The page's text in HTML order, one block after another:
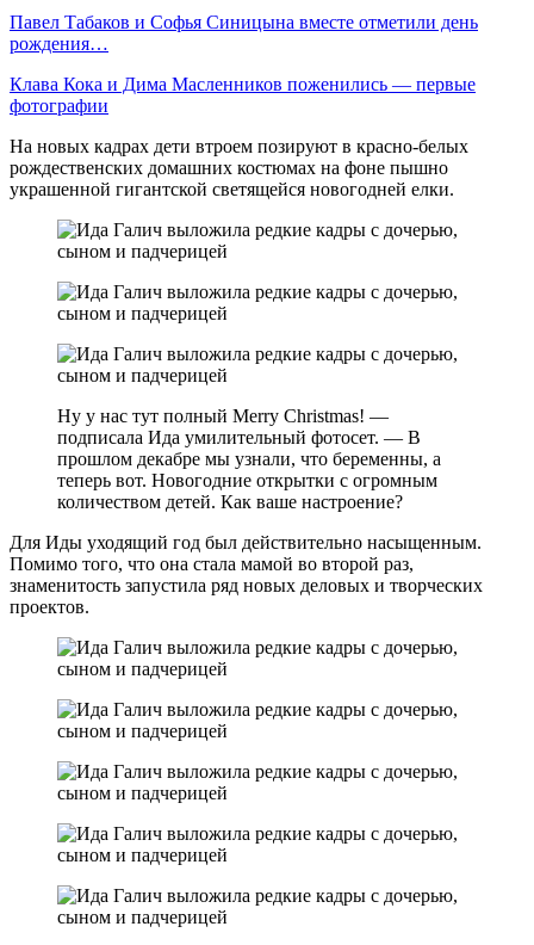
Павел Табаков и Софья Синицына вместе отметили день
рождения…
Клава Кока и Дима Масленников поженились — первые
фотографии
На новых кадрах дети втроем позируют в красно-белых
рождественских домашних костюмах на фоне пышно
украшенной гигантской светящейся новогодней елки.
Ну у нас тут полный Merry Christmas! —
подписала Ида умилительный фотосет. — В
прошлом декабре мы узнали, что беременны, а
теперь вот. Новогодние открытки с огромным
количеством детей. Как ваше настроение?
Для Иды уходящий год был действительно насыщенным.
Помимо того, что она стала мамой во второй раз,
знаменитость запустила ряд новых деловых и творческих
проектов.